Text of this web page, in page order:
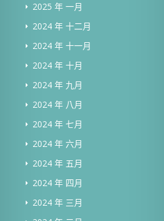
2025 年 一月
2024 年 十二月
2024 年 十一月
2024 年 十月
2024 年 九月
2024 年 八月
2024 年 七月
2024 年 六月
2024 年 五月
2024 年 四月
2024 年 三月